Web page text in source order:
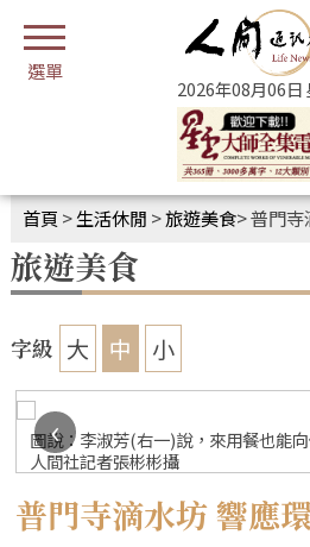
2026年08月06日
首頁 >生活休閒 >旅遊美食>普門寺
旅遊美食
字級 大 中 小
圖說：李淑芳(右一)說，來用餐也能
人間社記者張彬彬攝
‹
普門寺滴水坊 響應